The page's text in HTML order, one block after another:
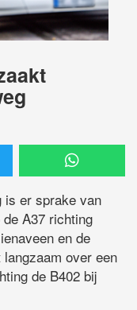
is er sprake van
A37 richting
en de
over een
de B402 bij